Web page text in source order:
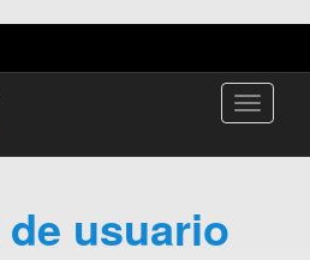
Toggle
usuario